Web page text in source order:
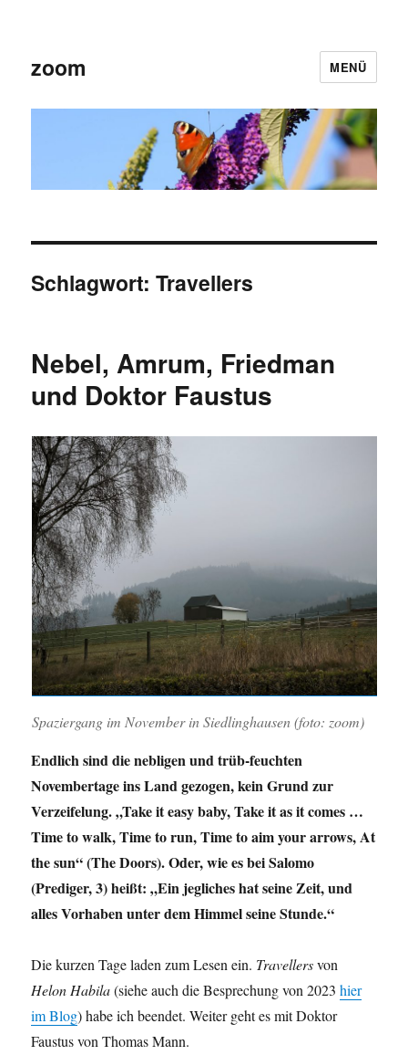
zoom MENÜ
Schlagwort:Travellers
Nebel, Amrum, Friedman
und Doktor Faustus
Spaziergang im November in Siedlinghausen (foto: zoom)
Endlich sind die nebligen und trüb-feuchten
Novembertage ins Land gezogen, kein Grund zur
Verzeifelung. „Take it easy baby, Take it as it comes …
Time to walk, Time to run, Time to aim your arrows, At
the sun“ (The Doors). Oder, wie es bei Salomo
(Prediger, 3) heißt: „Ein jegliches hat seine Zeit, und
alles Vorhaben unter dem Himmel seine Stunde.“
Die kurzen Tage laden zum Lesen ein. Travellersvon
Helon Habila(siehe auch die Besprechung von 2023hier
im Blog) habe ich beendet. Weiter geht es mit Doktor
Faustus von Thomas Mann.